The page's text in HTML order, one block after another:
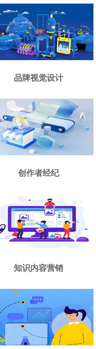
品牌视觉设计
创作者经纪
知识内容营销